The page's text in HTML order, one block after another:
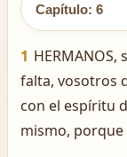
Capítulo: 6
1
falta, vosotros
con el espíritu
mismo,